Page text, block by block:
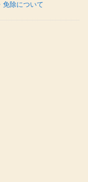
免除について